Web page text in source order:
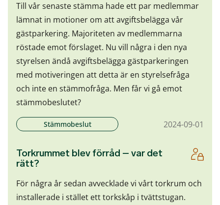
Till vår senaste stämma hade ett par medlemmar
lämnat in motioner om att avgiftsbelägga vår
gästparkering. Majoriteten av medlemmarna
röstade emot förslaget. Nu vill några i den nya
styrelsen ändå avgiftsbelägga gästparkeringen
med motiveringen att detta är en styrelsefråga
och inte en stämmofråga. Men får vi gå emot
stämmobeslutet?
Stämmobeslut 2024-09-01
Torkrummet blev förråd – var det
rätt?
För några år sedan avvecklade vi vårt torkrum och
installerade i stället ett torkskåp i tvättstugan.